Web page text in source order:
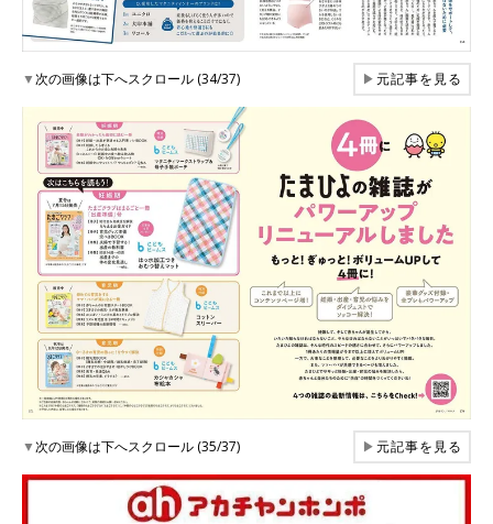
▼次の画像は下へスクロール (34/37) ▶元記事を見る
▼次の画像は下へスクロール (35/37) ▶元記事を見る